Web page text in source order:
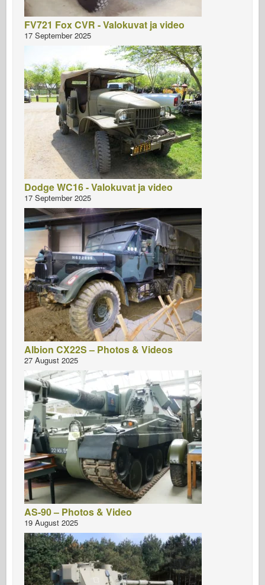
FV721 Fox CVR - Valokuvat ja video
17 September 2025
Dodge WC16 - Valokuvat ja video
17 September 2025
Albion CX22S – Photos & Videos
27 August 2025
AS-90 – Photos & Video
19 August 2025